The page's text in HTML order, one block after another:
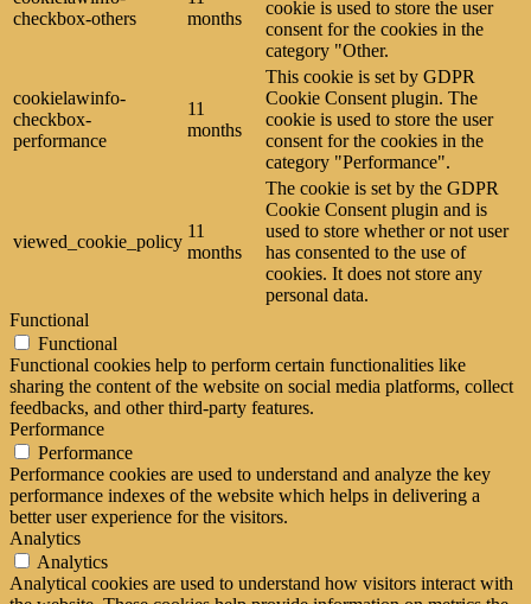
checkbox-others
months
cookie is used to store the user
consent for the cookies in the
category "Other.
cookielawinfo-
checkbox-
performance
11
months
This cookie is set by GDPR
Cookie Consent plugin. The
cookie is used to store the user
consent for the cookies in the
category "Performance".
viewed_cookie_policy
11
months
The cookie is set by the GDPR
Cookie Consent plugin and is
used to store whether or not user
has consented to the use of
cookies. It does not store any
personal data.
Functional
Functional
Functional cookies help to perform certain functionalities like
sharing the content of the website on social media platforms, collect
feedbacks, and other third-party features.
Performance
Performance
Performance cookies are used to understand and analyze the key
performance indexes of the website which helps in delivering a
better user experience for the visitors.
Analytics
Analytics
Analytical cookies are used to understand how visitors interact with